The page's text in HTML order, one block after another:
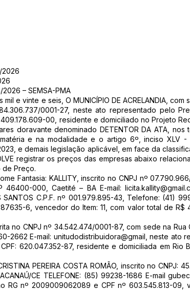
2026
2026 – SEMSA-PMA
e vinte e seis, O MUNICÍPIO DE ACRELANDIA,
0001-27, neste ato representado pelo
00, residente e domiciliado no Projeto
doravante denominado DETENTOR DA ATA, nos
e na modalidade e o artigo 6º, inciso XLV
e demais legislação aplicável, em face da
registrar os preços das empresas abaixo
de Preço.
Fantasia: KALLITY, inscrito no CNPJ nº
46400-000, Caetité – BA E-mail:
SANTOS C.P.F. nº 001.979.895-43, Telefone: (41)
6, vencedor do Item: 11, com valor total de
no CNPJ nº 34.542.474/0001-87, com sede na
2662 E-mail: unitudodistribuidora@gmail, neste ato
620.047.352-87, residente e domiciliada em
PEREIRA COSTA ROMÃO, inscrito no CNPJ:
CE TELEFONE: (85) 99238-1686 E-mail
RG nº 2009009062089 e CPF nº 603.545.813-